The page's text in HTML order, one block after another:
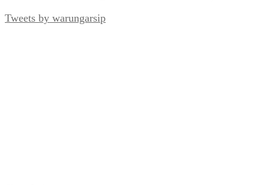
Tweets by warungarsip